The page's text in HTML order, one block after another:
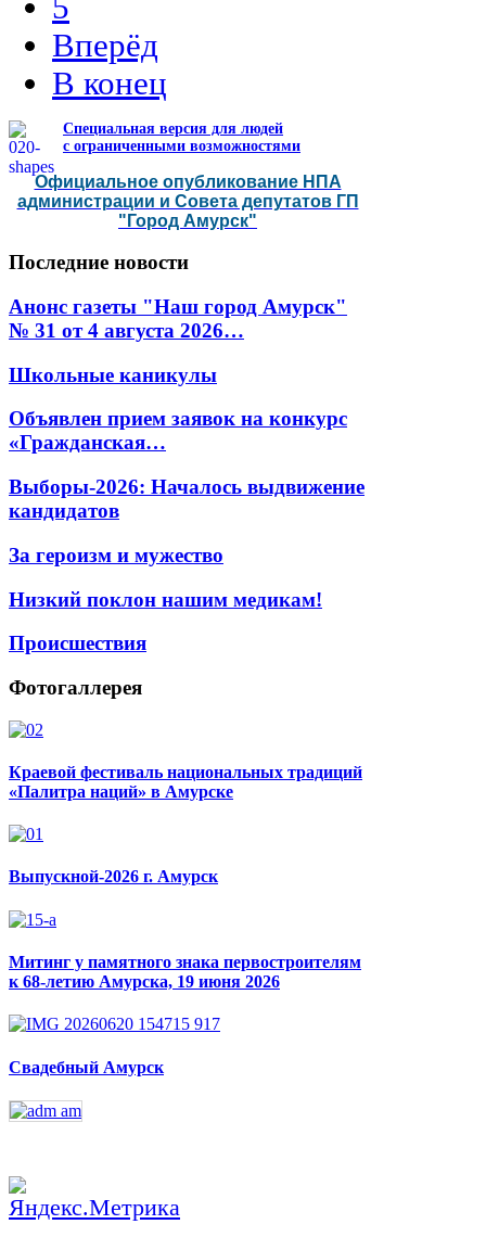
Вперёд
В конец
Специальная версия для людей
с ограниченными возможностями
Официальное опубликование НПА
администрации и Совета депутатов ГП
"Город Амурск"
Последние новости
Анонс газеты "Наш город Амурск"
№ 31 от 4 августа 2026…
Школьные каникулы
Объявлен прием заявок на конкурс
«Гражданская…
Выборы-2026: Началось выдвижение
кандидатов
За героизм и мужество
Низкий поклон нашим медикам!
Происшествия
Фотогаллерея
Краевой фестиваль национальных традиций
«Палитра наций» в Амурске
Выпускной-2026 г. Амурск
Митинг у памятного знака первостроителям
к 68-летию Амурска, 19 июня 2026
Свадебный Амурск